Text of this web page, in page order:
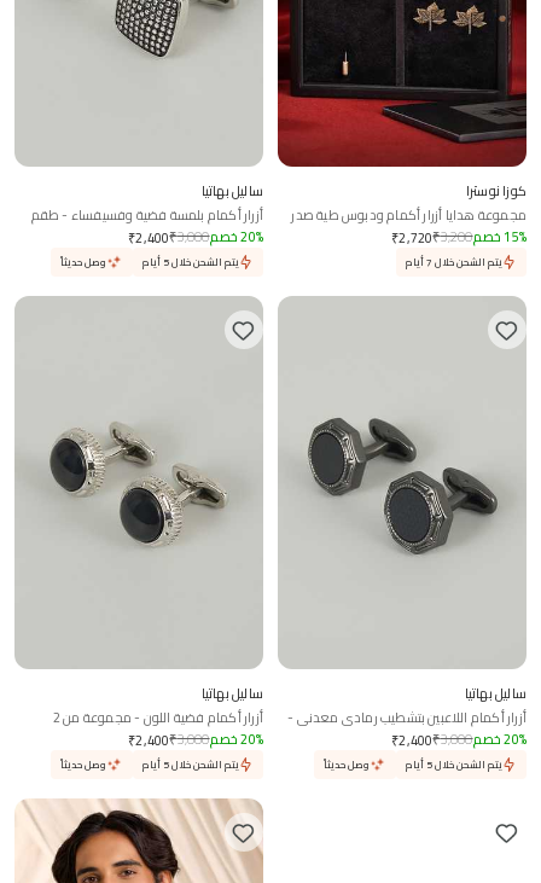
كوزا نوسترا
مجموعة هدايا أزرار أكمام ودبوس طية صدر
السترة بتصميم ورقة القيقب المنحوتة
₹2,720₹3,200 15% خصم
يتم الشحن خلال 7 أيام
ساليل بهاتيا
أزرار أكمام بلمسة فضية وفسيفساء - طقم
من 2
₹2,400₹3,000 20% خصم
يتم الشحن خلال 5 أيام وصل حديثاً
ساليل بهاتيا
أزرار أكمام اللاعبين بتشطيب رمادي معدني -
طقم من 2
₹2,400₹3,000 20% خصم
يتم الشحن خلال 5 أيام وصل حديثاً
ساليل بهاتيا
أزرار أكمام فضية اللون - مجموعة من 2
₹2,400₹3,000 20% خصم
يتم الشحن خلال 5 أيام وصل حديثاً